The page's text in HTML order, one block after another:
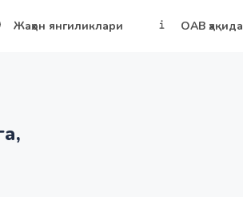
Жаҳон янгиликлари ОАВ ҳақида